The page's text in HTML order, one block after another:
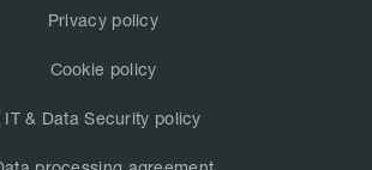
Privacy policy
Cookie policy
IT & Data Security policy